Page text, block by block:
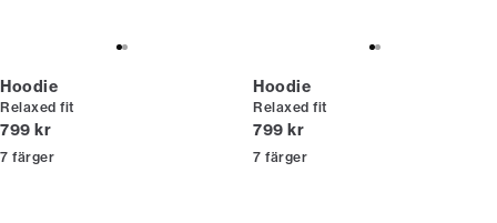
Hoodie
Relaxed fit
Nuvarande pris
799 kr
7 färger
Hoodie
Relaxed fit
Nuvarande pris
799 kr
7 färger